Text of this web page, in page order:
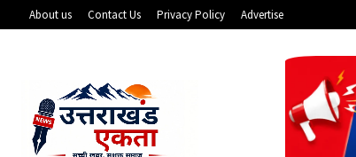
About us Contact Us Privacy Policy Advertise